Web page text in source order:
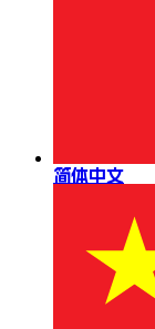
简体中文